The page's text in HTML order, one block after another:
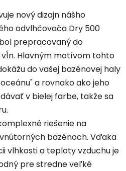
nový dizajn nášho
odvlhčovača Dry 500
prepracovaný do
Hlavným motívom tohto
do vašej bazénovej haly
a rovnako ako jeho
v bielej farbe, takže sa
riešenie na
bazénoch. Vďaka
vlhkosti a teploty vzduchu je
pre stredne veľké